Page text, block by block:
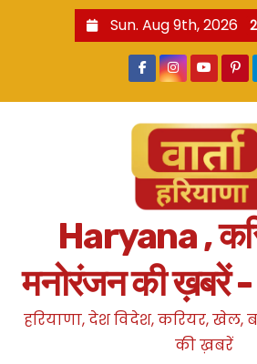
Sun. Aug 9th, 2026
Haryana ,
मनोरंजन की
हरियाणा, देश विदेश, करियर, खेल,
की ख़बरें